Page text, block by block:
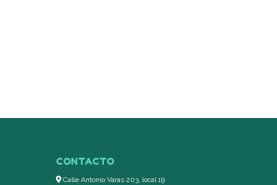
CONTACTO
Calle Antonio Varas 203, local 19